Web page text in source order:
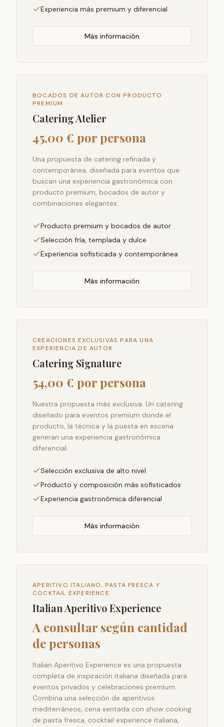
Experiencia más premium y diferencial
Más información
BOCADOS DE AUTOR CON PRODUCTO
PREMIUM
Catering Atelier
45,00 € por persona
Una propuesta de catering refinada y
contemporánea, diseñada para eventos que
buscan una experiencia gastronómica con
producto premium, bocados de autor y
combinaciones elegantes.
Producto premium y bocados de autor
Selección fría, templada y dulce
Experiencia sofisticada y contemporánea
Más información
CREACIONES EXCLUSIVAS PARA UNA
EXPERIENCIA DE AUTOR
Catering Signature
54,00 € por persona
Nuestra propuesta más exclusiva. Un catering
diseñado para eventos premium donde el
producto, la técnica y la puesta en escena
generan una experiencia gastronómica
diferencial.
Selección exclusiva de alto nivel
Producto y composición más sofisticados
Experiencia gastronómica diferencial
Más información
APERITIVO ITALIANO, PASTA FRESCA Y
COCKTAIL EXPERIENCE
Italian Aperitivo Experience
A consultar según cantidad
de personas
Italian Aperitivo Experience es una propuesta
completa de inspiración italiana diseñada para
eventos privados y celebraciones premium.
Combina una selección de aperitivos
mediterráneos, cena sentada con show cooking
de pasta fresca, cocktail experience italiana,